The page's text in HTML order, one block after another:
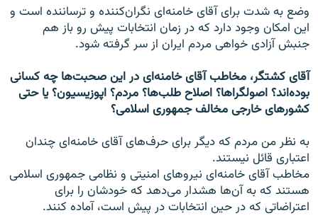
وضع به شدت برای آقای خامنه‌ای نگران‌کننده و ترساننده است و
این امکان وجود دارد که در زمان انتخابات پیش رو باز هم
جنبش آزادی خواهی مردم ایران از سر گرفته شود.
آقای کشتگر، مخاطب آقای خامنه‌ای در این صحبت‌ها چه کسانی
بوده‌اند؟ اصولگرا‌ها؟ اصلاح طلب‌ها؟ مردم؟ اپوزیسیون؟ یا حتی
کشورهای خارجی مخالف جمهوری اسلامی؟
به نظر من مردم که دیگر برای حرف‌های آقای خامنه‌ای چندان
اعتباری قائل نیستند.
مخاطب آقای خامنه‌ای نیروهای امنیتی و نظامی جمهوری اسلامی
هستند که به آن‌ها هشدار می‌دهد که خودشان را برای
اعتراضاتی که در حین انتخابات در پیش است، آماده کنند.